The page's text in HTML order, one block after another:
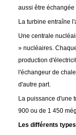
aussi être échangée
La turbine entraîne
Une centrale
» nucléaires.
production
l'échangeur de
d'autre part.
La puissance d'une
900 ou de 1 450
Les différents